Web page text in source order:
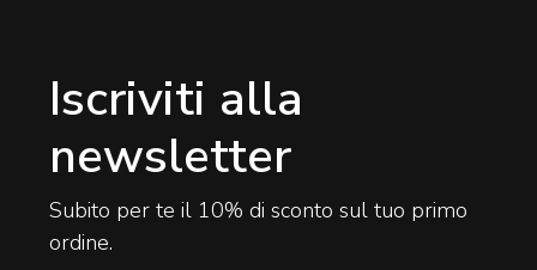
Iscriviti alla
newsletter
Subito per te il 10% di sconto sul tuo primo
ordine.